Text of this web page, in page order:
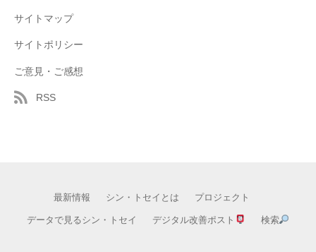
サイトマップ
サイトポリシー
ご意見・ご感想
RSS
最新情報 シン・トセイとは プロジェクト
データで見るシン・トセイ デジタル改善ポスト 検索